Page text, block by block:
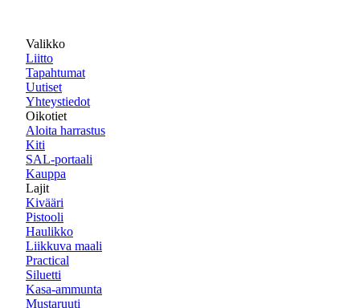
Valikko
Liitto
Tapahtumat
Uutiset
Yhteystiedot
Oikotiet
Aloita harrastus
Kiti
SAL-portaali
Kauppa
Lajit
Kivääri
Pistooli
Haulikko
Liikkuva maali
Practical
Siluetti
Kasa-ammunta
Mustaruuti